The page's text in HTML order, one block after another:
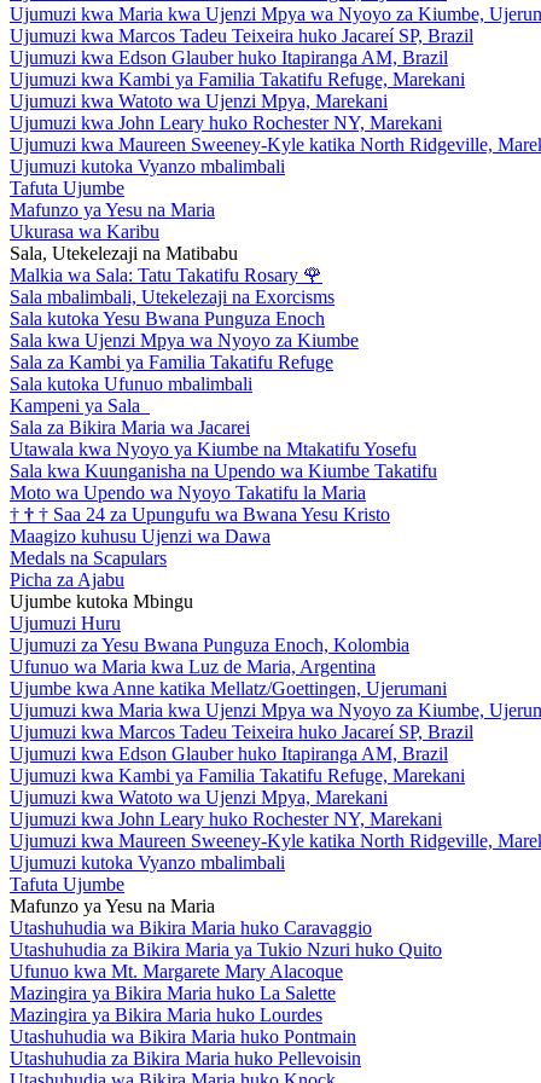
Ujumuzi kwa Maria kwa Ujenzi Mpya wa Nyoyo za Kiumbe,
Ujumuzi kwa Marcos Tadeu Teixeira huko Jacareí SP, Brazil
Ujumuzi kwa Edson Glauber huko Itapiranga AM, Brazil
Ujumuzi kwa Kambi ya Familia Takatifu Refuge, Marekani
Ujumuzi kwa Watoto wa Ujenzi Mpya, Marekani
Ujumuzi kwa John Leary huko Rochester NY, Marekani
Ujumuzi kwa Maureen Sweeney-Kyle katika North Ridgeville,
Ujumuzi kutoka Vyanzo mbalimbali
Tafuta Ujumbe
Mafunzo ya Yesu na Maria
Ukurasa wa Karibu
Sala, Utekelezaji na Matibabu
Malkia wa Sala: Tatu Takatifu Rosary 🌹
Sala mbalimbali, Utekelezaji na Exorcisms
Sala kutoka Yesu Bwana Punguza Enoch
Sala kwa Ujenzi Mpya wa Nyoyo za Kiumbe
Sala za Kambi ya Familia Takatifu Refuge
Sala kutoka Ufunuo mbalimbali
Kampeni ya Sala
Sala za Bikira Maria wa Jacarei
Utawala kwa Nyoyo ya Kiumbe na Mtakatifu Yosefu
Sala kwa Kuunganisha na Upendo wa Kiumbe Takatifu
Moto wa Upendo wa Nyoyo Takatifu la Maria
† † † Saa 24 za Upungufu wa Bwana Yesu Kristo
Maagizo kuhusu Ujenzi wa Dawa
Medals na Scapulars
Picha za Ajabu
Ujumbe kutoka Mbingu
Ujumuzi Huru
Ujumuzi za Yesu Bwana Punguza Enoch, Kolombia
Ufunuo wa Maria kwa Luz de Maria, Argentina
Ujumbe kwa Anne katika Mellatz/Goettingen, Ujerumani
Ujumuzi kwa Maria kwa Ujenzi Mpya wa Nyoyo za Kiumbe,
Ujumuzi kwa Marcos Tadeu Teixeira huko Jacareí SP, Brazil
Ujumuzi kwa Edson Glauber huko Itapiranga AM, Brazil
Ujumuzi kwa Kambi ya Familia Takatifu Refuge, Marekani
Ujumuzi kwa Watoto wa Ujenzi Mpya, Marekani
Ujumuzi kwa John Leary huko Rochester NY, Marekani
Ujumuzi kwa Maureen Sweeney-Kyle katika North Ridgeville,
Ujumuzi kutoka Vyanzo mbalimbali
Tafuta Ujumbe
Mafunzo ya Yesu na Maria
Utashuhudia wa Bikira Maria huko Caravaggio
Utashuhudia za Bikira Maria ya Tukio Nzuri huko Quito
Ufunuo kwa Mt. Margarete Mary Alacoque
Mazingira ya Bikira Maria huko La Salette
Mazingira ya Bikira Maria huko Lourdes
Utashuhudia wa Bikira Maria huko Pontmain
Utashuhudia za Bikira Maria huko Pellevoisin